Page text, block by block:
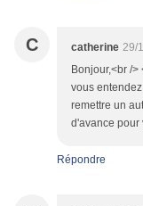
C catherine 29/
Bonjour,<br /
vous
remettre un
d'avance pour
Répondre